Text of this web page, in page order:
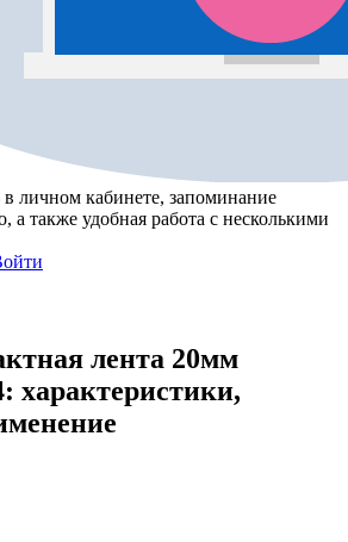
в личном кабинете, запоминание
, а также удобная работа с несколькими
лента 20мм
характеристики,